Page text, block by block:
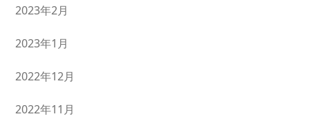
2023年2月
2023年1月
2022年12月
2022年11月